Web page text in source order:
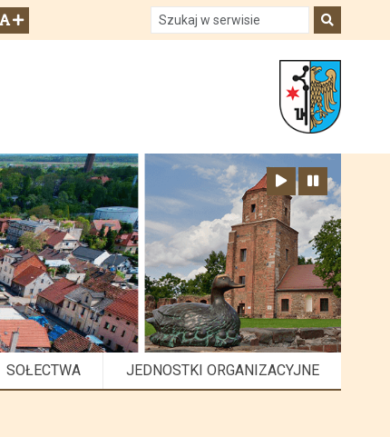
SOŁECTWA JEDNOSTKI ORGANIZACYJNE